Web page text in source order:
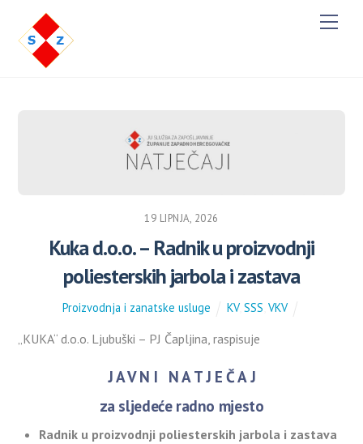
19 LIPNJA, 2026
Kuka d.o.o. – Radnik u proizvodnji
poliesterskih jarbola i zastava
Proizvodnja i zanatske usluge KV, SSS VKV
„KUKA“ d.o.o. Ljubuški – PJ Čapljina, raspisuje
J A V N I N A T J E Č A J
za sljedeće radno mjesto
Radnik u proizvodnji poliesterskih jarbola i zastava